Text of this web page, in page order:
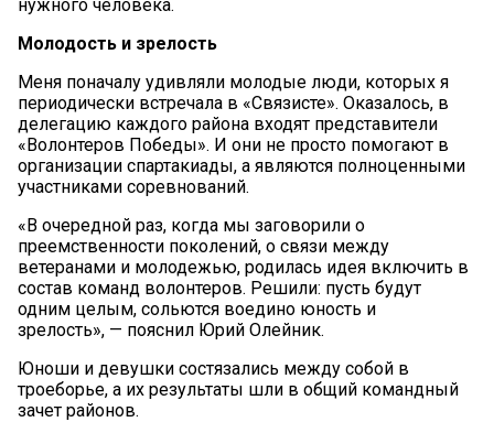
нужного человека.
Молодость и зрелость
Меня поначалу удивляли молодые люди, которых я
периодически встречала в «Связисте». Оказалось, в
делегацию каждого района входят представители
«Волонтеров Победы». И они не просто помогают в
организации спартакиады, а являются полноценными
участниками соревнований.
«В очередной раз, когда мы заговорили о
преемственности поколений, о связи между
ветеранами и молодежью, родилась идея включить в
состав команд волонтеров. Решили: пусть будут
одним целым, сольются воедино юность и
зрелость», — пояснил Юрий Олейник.
Юноши и девушки состязались между собой в
троеборье, а их результаты шли в общий командный
зачет районов.